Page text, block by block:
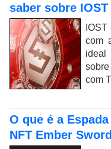
saber sobre IOST
com
ideal
com
O que é a
NFT Ember